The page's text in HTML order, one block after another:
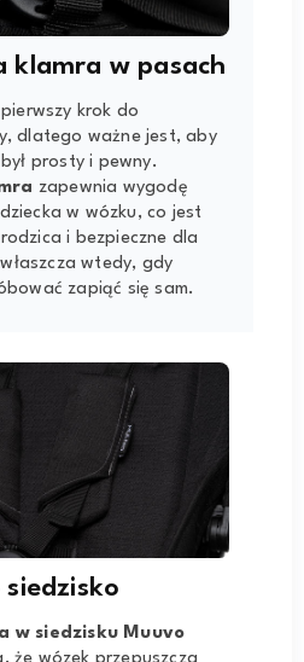
klamra w pasach
krok do
dlatego ważne jest, aby
prosty i pewny.
zapewnia wygodę
w wózku, co jest
i bezpieczne dla
wtedy, gdy
zapiąć się sam.
w siedzisku Muuvo